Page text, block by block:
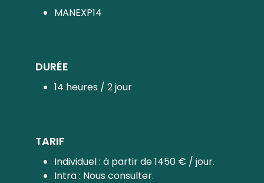
MANEXP14
DURÉE
14 heures / 2 jour
TARIF
Individuel : à partir de 1450 € / jour.
Intra : Nous consulter.